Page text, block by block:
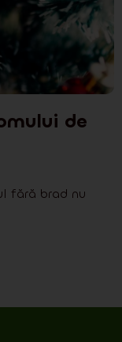
de
fără brad nu